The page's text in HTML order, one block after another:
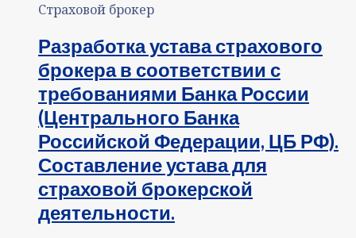
Страховой брокер
Разработка устава страхового
брокера в соответствии с
требованиями Банка России
(Центрального Банка
Российской Федерации, ЦБ РФ).
Составление устава для
страховой брокерской
деятельности.